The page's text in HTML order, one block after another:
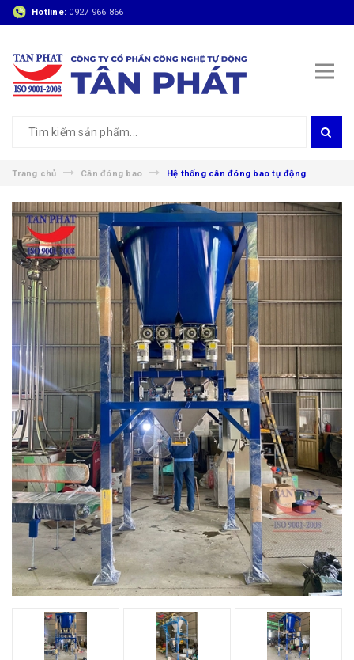
Hotline: 0927 966 866
Trang chủ Cân đóng bao Hệ thống cân đóng bao tự động